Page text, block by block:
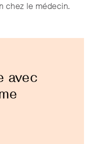
chez le médecin.
avec